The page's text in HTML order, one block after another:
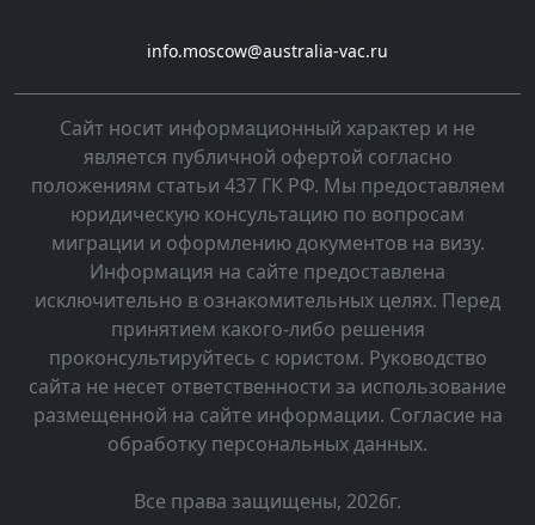
info.moscow@australia-vac.ru
Cайт носит информационный характер и не
является публичной офертой согласно
положениям статьи 437 ГК РФ. Мы предоставляем
юридическую консультацию по вопросам
миграции и оформлению документов на визу.
Информация на сайте предоставлена
исключительно в ознакомительных целях. Перед
принятием какого-либо решения
проконсультируйтесь с юристом. Руководство
сайта не несет ответственности за использование
размещенной на сайте информации. Согласие на
обработку персональных данных.
Все права защищены, 2026г.